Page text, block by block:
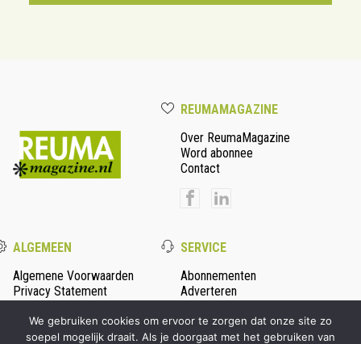
REUMAMAGAZINE
Over ReumaMagazine
Word abonnee
Contact
ALGEMEEN
Algemene Voorwaarden
Privacy Statement
SERVICE
Abonnementen
Adverteren
We gebruiken cookies om ervoor te zorgen dat onze site zo
soepel mogelijk draait. Als je doorgaat met het gebruiken van